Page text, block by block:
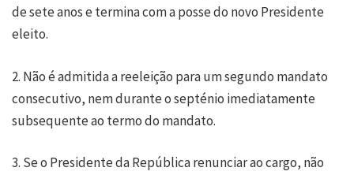
de sete anos e termina com a posse do novo Presidente
eleito.
2. Não é admitida a reeleição para um segundo mandato
consecutivo, nem durante o septénio imediatamente
subsequente ao termo do mandato.
3. Se o Presidente da República renunciar ao cargo, não